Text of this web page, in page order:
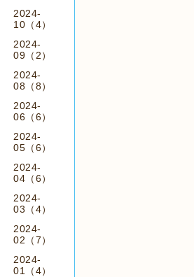
2024-
10（4）
2024-
09（2）
2024-
08（8）
2024-
06（6）
2024-
05（6）
2024-
04（6）
2024-
03（4）
2024-
02（7）
2024-
01（4）